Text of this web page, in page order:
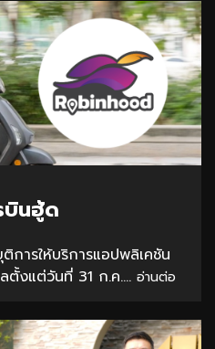
บินฮู้ด
การให้บริการแอปพลิเคชัน
งแต่วันที่ 31 ก.ค.... อ่านต่อ